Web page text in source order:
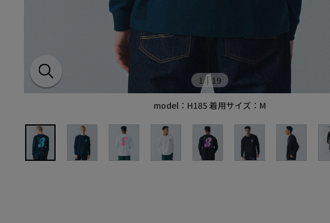
1｜19
model：H185 着用サイズ：M